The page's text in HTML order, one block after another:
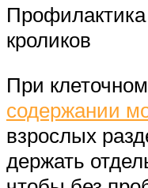
кроликов
При
содержании
взрослых
держать